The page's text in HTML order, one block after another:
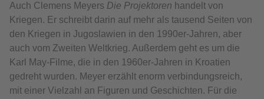
Auch Clemens Meyers Die Projektoren handelt von
Kriegen. Er schreibt darin auf mehr als tausend Seiten von
den Kriegen in Jugoslawien in den 1990er-Jahren, aber
auch vom Zweiten Weltkrieg. Außerdem geht es um die
Karl May-Filme, die in den 1960er-Jahren in Kroatien
gedreht wurden. Meyer erzählt enorm verbindungsreich,
mit einer Vielzahl an Figuren und Geschichten. Für die